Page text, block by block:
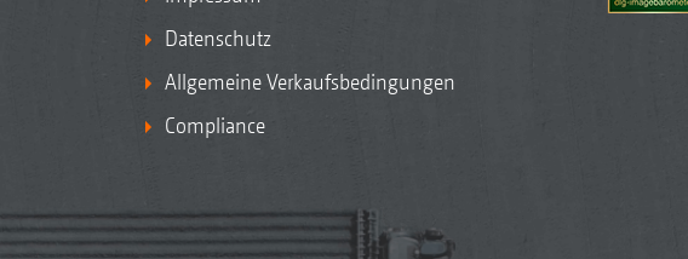
Datenschutz
Allgemeine Verkaufsbedingungen
Compliance